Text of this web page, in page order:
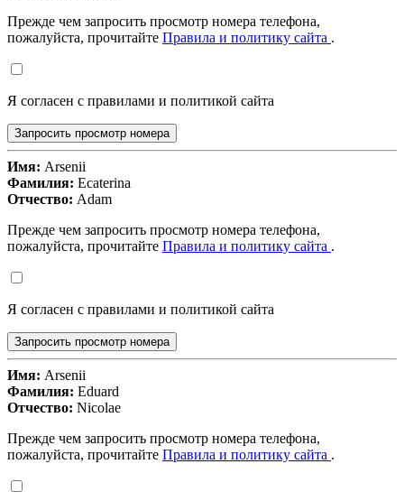
Прежде чем запросить просмотр номера телефона,
пожалуйста, прочитайте Правила и политику сайта .
Я согласен с правилами и политикой сайта
Запросить просмотр номера
Имя: Arsenii
Фамилия: Ecaterina
Отчество: Adam
Прежде чем запросить просмотр номера телефона,
пожалуйста, прочитайте Правила и политику сайта .
Я согласен с правилами и политикой сайта
Запросить просмотр номера
Имя: Arsenii
Фамилия: Eduard
Отчество: Nicolae
Прежде чем запросить просмотр номера телефона,
пожалуйста, прочитайте Правила и политику сайта .